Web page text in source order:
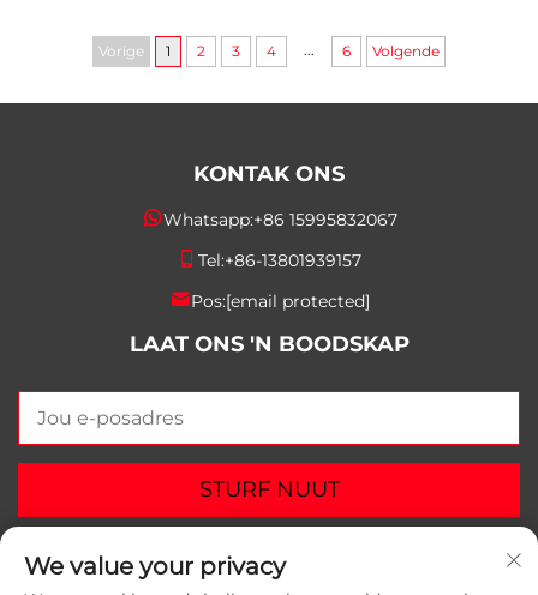
Vorige 1 2 3 4 ... 6 Volgende
KONTAK ONS
Whatsapp:+86 15995832067
Tel:+86-13801939157
Pos:[email protected]
LAAT ONS 'N BOODSKAP
STURF NUUT
We value your privacy